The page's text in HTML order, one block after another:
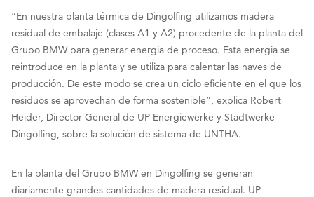
“En nuestra planta térmica de Dingolfing utilizamos madera
residual de embalaje (clases A1 y A2) procedente de la planta del
Grupo BMW para generar energía de proceso. Esta energía se
reintroduce en la planta y se utiliza para calentar las naves de
producción. De este modo se crea un ciclo eficiente en el que los
residuos se aprovechan de forma sostenible”, explica Robert
Heider, Director General de UP Energiewerke y Stadtwerke
Dingolfing, sobre la solución de sistema de UNTHA.
En la planta del Grupo BMW en Dingolfing se generan
diariamente grandes cantidades de madera residual. UP